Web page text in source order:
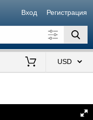
Вход Регистрация